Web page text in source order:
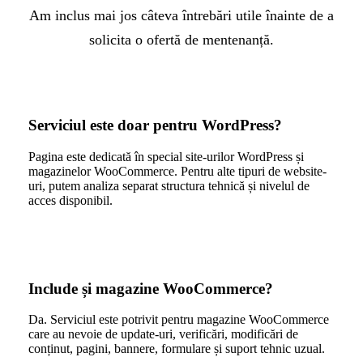
Am inclus mai jos câteva întrebări utile înainte de a
solicita o ofertă de mentenanță.
Serviciul este doar pentru WordPress?
Pagina este dedicată în special site-urilor WordPress și
magazinelor WooCommerce. Pentru alte tipuri de website-
uri, putem analiza separat structura tehnică și nivelul de
acces disponibil.
Include și magazine WooCommerce?
Da. Serviciul este potrivit pentru magazine WooCommerce
care au nevoie de update-uri, verificări, modificări de
conținut, pagini, bannere, formulare și suport tehnic uzual.